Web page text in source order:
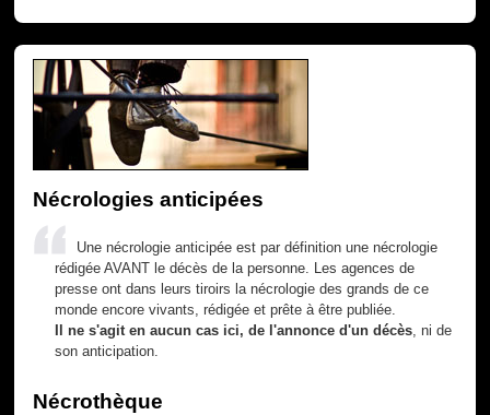
Nécrologies anticipées
Une nécrologie anticipée est par définition une nécrologie
rédigée AVANT le décès de la personne. Les agences de
presse ont dans leurs tiroirs la nécrologie des grands de ce
monde encore vivants, rédigée et prête à être publiée.
Il ne s'agit en aucun cas ici, de l'annonce d'un décès , ni de
son anticipation.
Nécrothèque